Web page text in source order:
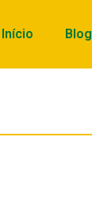
Início Blog